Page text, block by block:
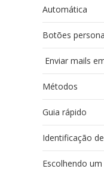
Automática
Botões
Enviar mails
Métodos
Guia rápido
Identificação
Escolhendo